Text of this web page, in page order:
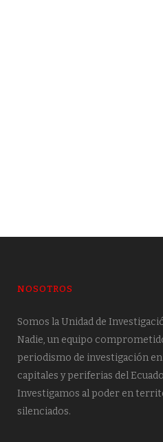
NOSOTROS
Somos la Unidad de
Nadie, un equipo
periodismo de investigación en
capitales y periferias del
Investigamos al poder en
silenciados.